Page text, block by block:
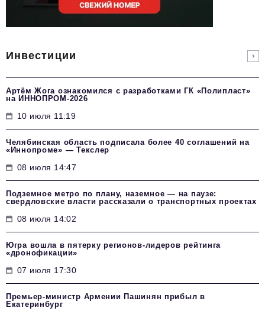
Инвестиции
Артём Жога ознакомился с разработками ГК «Полипласт»
на ИННОПРОМ-2026
10 июля 11:19
Челябинская область подписала более 40 соглашений на
«Иннопроме» — Текслер
08 июля 14:47
Подземное метро по плану, наземное — на паузе:
свердловские власти рассказали о транспортных проектах
08 июля 14:02
Югра вошла в пятерку регионов-лидеров рейтинга
«дронофикации»
07 июля 17:30
Премьер-министр Армении Пашинян прибыл в
Екатеринбург